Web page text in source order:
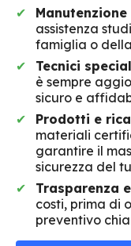
assistenza
famiglia o
Tecnici
è sempre
sicuro e
Prodotti e
materiali
garantire il
sicurezza del
Trasparenza
costi, prima di
preventivo